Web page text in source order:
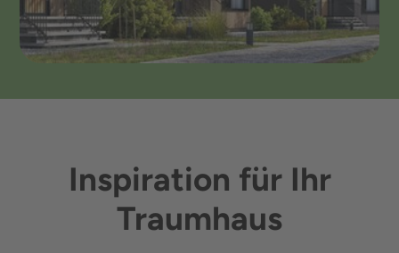
Inspiration für Ihr
Traumhaus